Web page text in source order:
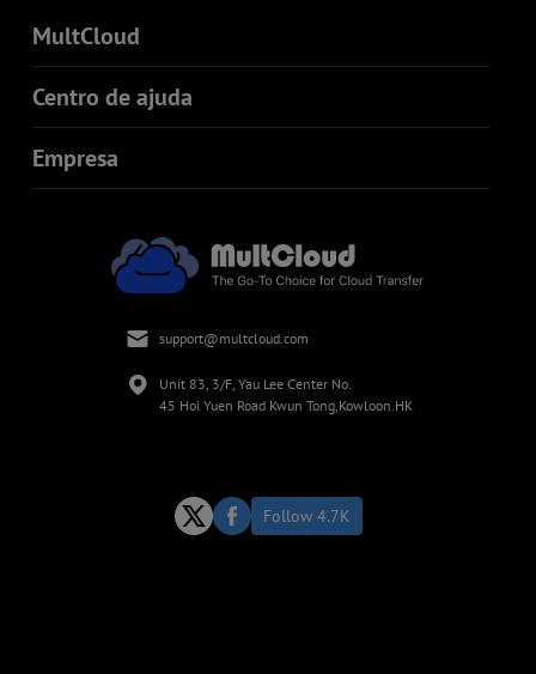
MultCloud
Centro de ajuda
Empresa
support@multcloud.com
Unit 83, 3/F, Yau Lee Center No.
45 Hoi Yuen Road Kwun Tong,Kowloon.HK
Follow 4.7K